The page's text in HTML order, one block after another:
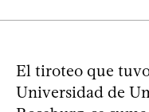
El tiroteo que
Universidad de